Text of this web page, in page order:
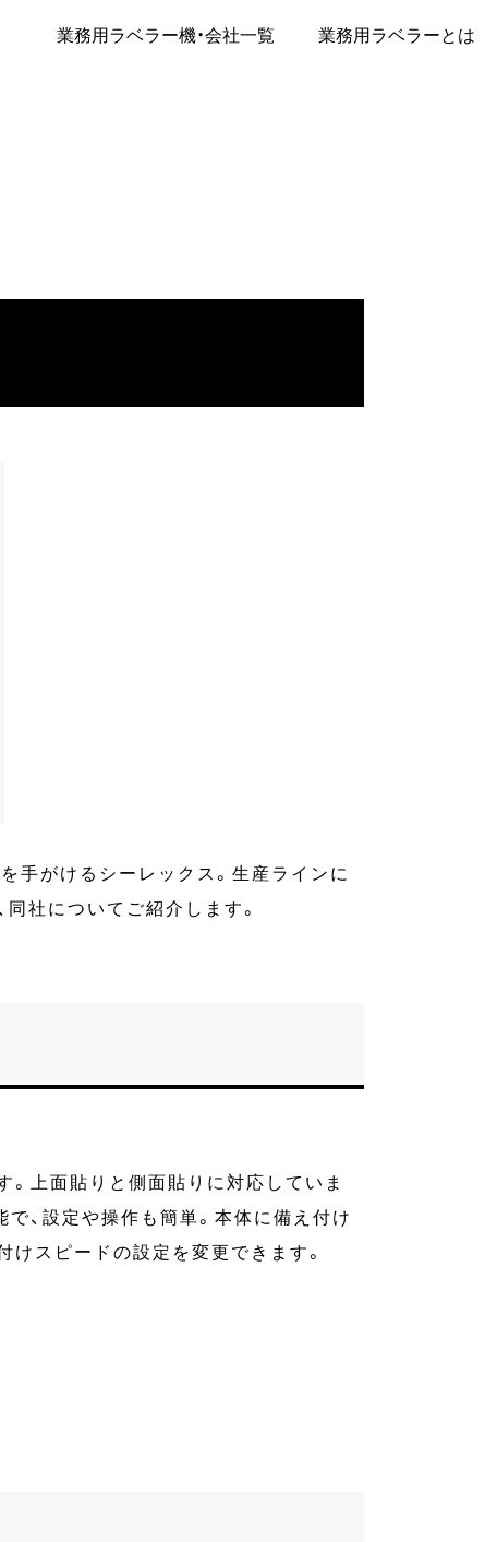
業務用ラベラー機・会社一覧 業務用ラベラーとは
手がけるシーレックス。生産ラインに
社についてご紹介します。
上面貼りと側面貼りに対応していま
、設定や操作も簡単。本体に備え付け
スピードの設定を変更できます。